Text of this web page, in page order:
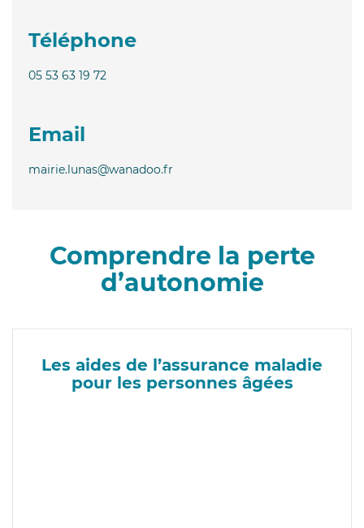
Téléphone
05 53 63 19 72
Email
mairie.lunas@wanadoo.fr
Comprendre la perte
d’autonomie
Les aides de l’assurance maladie
pour les personnes âgées